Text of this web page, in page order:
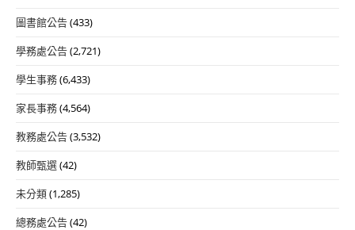
圖書館公告(433)
學務處公告(2,721)
學生事務(6,433)
家長事務(4,564)
教務處公告(3,532)
教師甄選(42)
未分類(1,285)
總務處公告(42)